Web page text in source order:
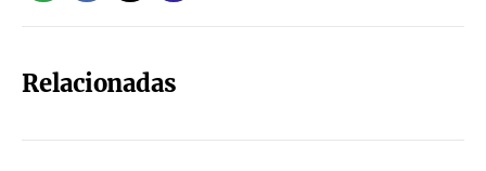
Relacionadas